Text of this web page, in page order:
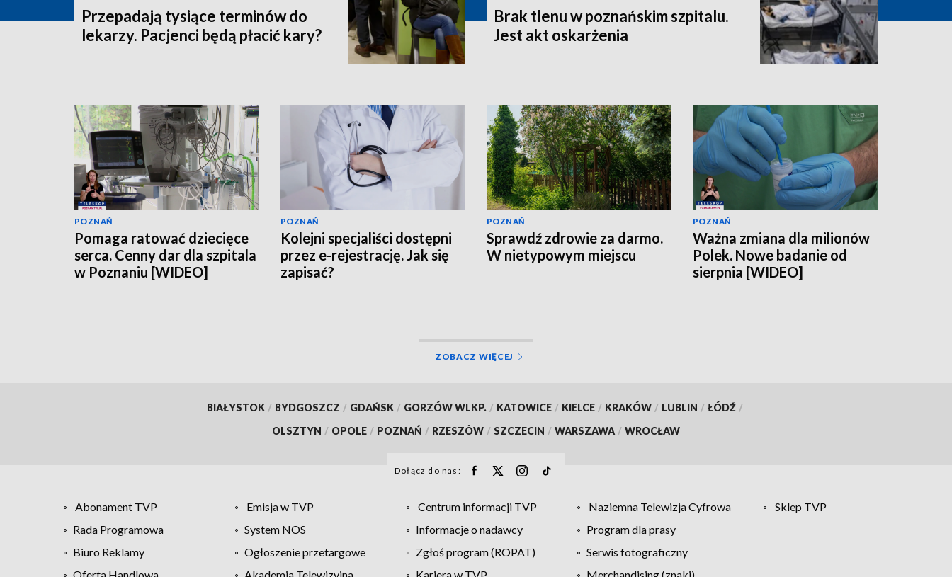
Przepadają tysiące terminów do
lekarzy. Pacjenci będą płacić kary?
Brak tlenu w poznańskim szpitalu.
Jest akt oskarżenia
POZNAŃ
Pomaga ratować dziecięce
serca. Cenny dar dla szpitala
w Poznaniu [WIDEO]
POZNAŃ
Kolejni specjaliści dostępni
przez e-rejestrację. Jak się
zapisać?
POZNAŃ
Sprawdź zdrowie za darmo.
W nietypowym miejscu
POZNAŃ
Ważna zmiana dla milionów
Polek. Nowe badanie od
sierpnia [WIDEO]
ZOBACZ WIĘCEJ
BIAŁYSTOK / BYDGOSZCZ / GDAŃSK / GORZÓW WLKP. / KATOWICE / KIELCE / KRAKÓW / LUBLIN / ŁÓDŹ /
OLSZTYN / OPOLE / POZNAŃ / RZESZÓW / SZCZECIN / WARSZAWA / WROCŁAW
Dołącz do nas:
Abonament TVP Emisja w TVP Centrum informacji TVP Naziemna Telewizja Cyfrowa
Sklep TVP
Rada Programowa
System NOS Informacje o nadawcy
Program dla prasy
Biuro Reklamy
Ogłoszenie przetargowe Zgłoś program (ROPAT)
Serwis fotograficzny